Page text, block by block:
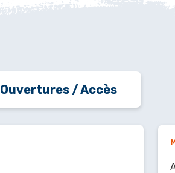
Ouvertures / Accès